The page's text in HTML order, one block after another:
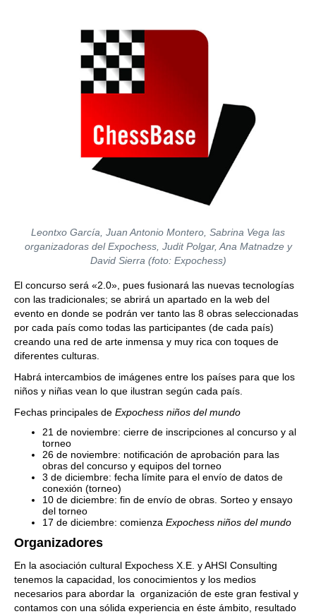
Leontxo García, Juan Antonio Montero, Sabrina Vega las
organizadoras del Expochess, Judit Polgar, Ana Matnadze y
David Sierra (foto: Expochess)
El concurso será «2.0», pues fusionará las nuevas tecnologías
con las tradicionales; se abrirá un apartado en la web del
evento en donde se podrán ver tanto las 8 obras seleccionadas
por cada país como todas las participantes (de cada país)
creando una red de arte inmensa y muy rica con toques de
diferentes culturas.
Habrá intercambios de imágenes entre los países para que los
niños y niñas vean lo que ilustran según cada país.
Fechas principales de Expochess niños del mundo
21 de noviembre: cierre de inscripciones al concurso y al
torneo
26 de noviembre: notificación de aprobación para las
obras del concurso y equipos del torneo
3 de diciembre: fecha límite para el envío de datos de
conexión (torneo)
10 de diciembre: fin de envío de obras. Sorteo y ensayo
del torneo
17 de diciembre: comienza Expochess niños del mundo
Organizadores
En la asociación cultural Expochess X.E. y AHSI Consulting
tenemos la capacidad, los conocimientos y los medios
necesarios para abordar la organización de este gran festival y
contamos con una sólida experiencia en éste ámbito, resultado